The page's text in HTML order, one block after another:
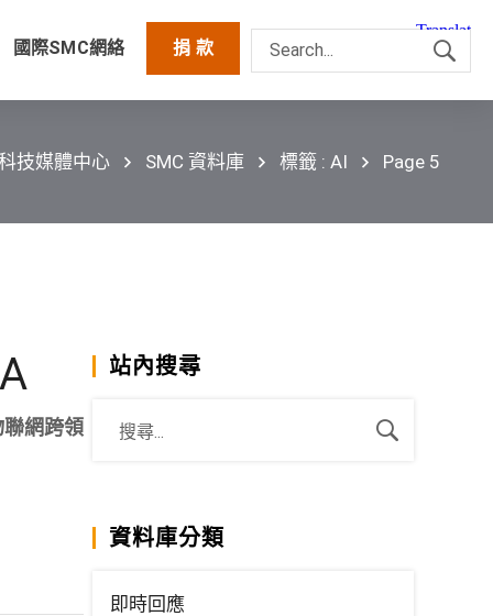
國際SMC網絡 捐 款
技媒體中心 SMC 資料庫 標籤 : AI Page 5
網跨領
站內搜尋
資料庫分類
即時回應